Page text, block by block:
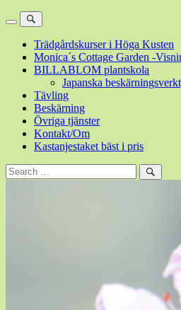
MenySök
Trädgårdskurser i Höga Kusten
Monica´s Cottage Garden -
BILLABLOM plantskola
Japanska
Tävling
Beskärning
Övriga tjänster
Kontakt/Om
Kastanjestaket bäst i pris
Sök
efter:
Sök